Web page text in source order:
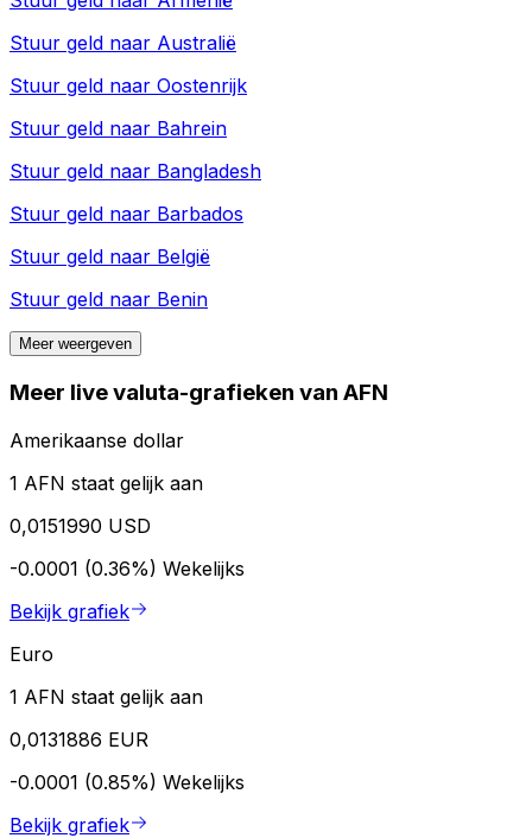
Stuur geld naar Australië
Stuur geld naar Oostenrijk
Stuur geld naar Bahrein
Stuur geld naar Bangladesh
Stuur geld naar Barbados
Stuur geld naar België
Stuur geld naar Benin
Meer weergeven
Meer live valuta-grafieken van AFN
Amerikaanse dollar
1 AFN staat gelijk aan
0,0151990 USD
-0.0001 (0.36%) Wekelijks
Bekijk grafiek
Euro
1 AFN staat gelijk aan
0,0131886 EUR
-0.0001 (0.85%) Wekelijks
Bekijk grafiek